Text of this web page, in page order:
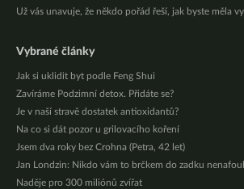
Už vás unavuje, že někdo pořád řeší, jak byste měla
Vybrané články
Jak si uklidit byt podle Feng Shui
Zavíráme Podzimní detox. Přidáte se?
Je v naší stravě dostatek antioxidantů?
Na co si dát pozor u grilovacího koření
Jsem dva roky bez Crohna (Petra, 42 let)
Jan Londzin: Nikdo vám to brčkem do zadku
Naděje pro 300 miliónů zvířat